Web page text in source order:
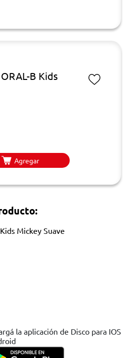
B Kids
Agregar
Mickey Suave
la aplicación de Disco para IOS